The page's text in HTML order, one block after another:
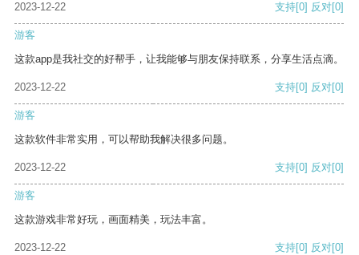
2023-12-22 支持[0] 反对[0]
游客
这款app是我社交的好帮手，让我能够与朋友保持联系，分享生活点滴。
2023-12-22 支持[0] 反对[0]
游客
这款软件非常实用，可以帮助我解决很多问题。
2023-12-22 支持[0] 反对[0]
游客
这款游戏非常好玩，画面精美，玩法丰富。
2023-12-22 支持[0] 反对[0]